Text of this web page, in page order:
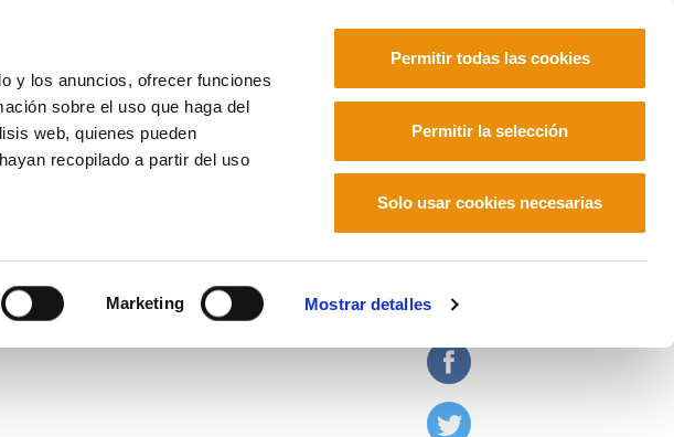
y los anuncios, ofrecer funciones
sobre el uso que haga del
web, quienes pueden
recopilado a partir del uso
Marketing Mostrar detalles
Permitir todas las cookies
Permitir la selección
Solo usar cookies necesarias
estas políticas
ante estas políticas